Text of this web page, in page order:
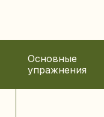
Основные
упражнения